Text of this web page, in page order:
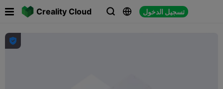
Creality Cloud   تسجيل الدخول
